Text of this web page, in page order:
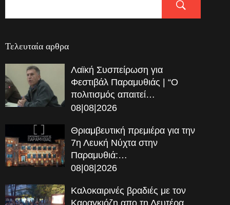
Τελευταία αρθρα
Λαϊκή Συσπείρωση για
Φεστιβάλ Παραμυθιάς | “Ο
πολιτισμός απαιτεί…
08|08|2026
Θριαμβευτική πρεμιέρα για την
7η Λευκή Νύχτα στην
Παραμυθιά:…
08|08|2026
Καλοκαιρινές βραδιές με τον